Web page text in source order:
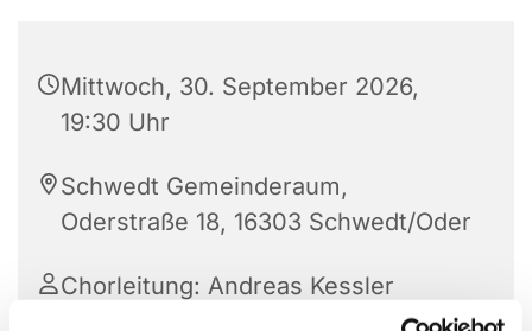
Mittwoch, 30. September 2026,
19:30 Uhr
Schwedt Gemeinderaum,
Oderstraße 18, 16303 Schwedt/Oder
Chorleitung: Andreas Kessler